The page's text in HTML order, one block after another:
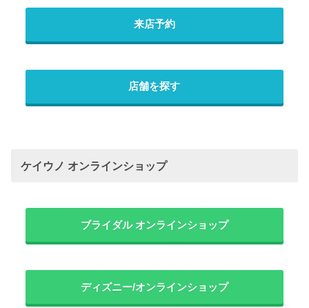
来店予約
店舗を探す
ケイウノ オンラインショップ
ブライダル オンラインショップ
ディズニー/オンラインショップ